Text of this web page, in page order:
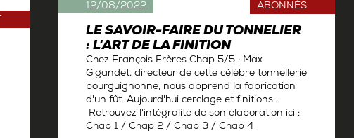
LE SAVOIR-FAIRE DU TONNELIER
: L'ART DE LA FINITION
ABONNÉS
Chez François Frères Chap 5/5 : Max
Gigandet, directeur de cette célèbre tonnellerie
bourguignonne, nous apprend la fabrication
d'un fût. Aujourd'hui cerclage et finitions...
Retrouvez l'intégralité de son élaboration ici :
Chap 1 / Chap 2 / Chap 3 / Chap 4
12/08/2022